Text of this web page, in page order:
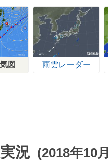
図 雨雲レーダー
況 (2018年10